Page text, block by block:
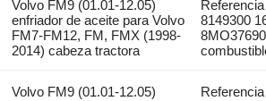
Volvo FM9 (01.01-12.05)
enfriador de aceite para Volvo
FM7-FM12, FM, FMX (1998-
2014) cabeza tractora
8149300
Volvo FM9 (01.01-12.05)